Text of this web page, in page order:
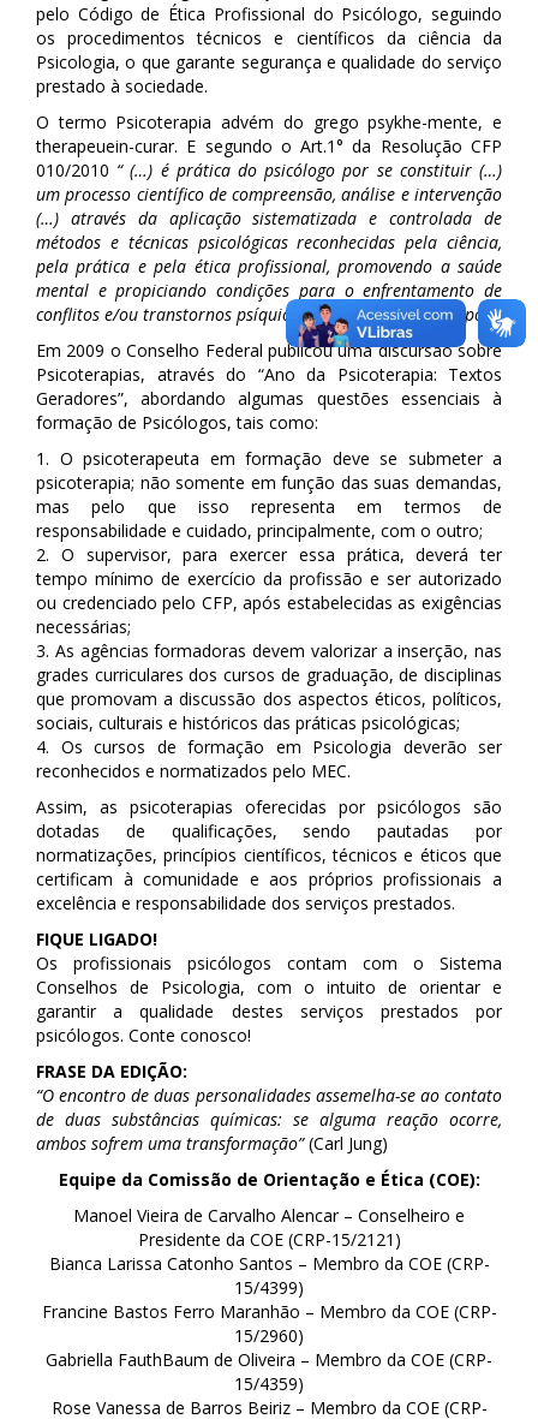
pelo Código de Ética Profissional do Psicólogo, seguindo
os procedimentos técnicos e científicos da ciência da
Psicologia, o que garante segurança e qualidade do serviço
prestado à sociedade.
O termo Psicoterapia advém do grego psykhe-mente, e
therapeuein-curar. E segundo o Art.1° da Resolução CFP
010/2010 “ (…) é prática do psicólogo por se constituir (…)
um processo científico de compreensão, análise e intervenção
(…) através da aplicação sistematizada e controlada de
métodos e técnicas psicológicas reconhecidas pela ciência,
pela prática e pela ética profissional, promovendo a saúde
mental e propiciando condições para o enfrentamento de
conflitos e/ou transtornos psíquicos de indivíduos ou grupos”.
Em 2009 o Conselho Federal publicou uma discursão sobre
Psicoterapias, através do “Ano da Psicoterapia: Textos
Geradores”, abordando algumas questões essenciais à
formação de Psicólogos, tais como:
1. O psicoterapeuta em formação deve se submeter a
psicoterapia; não somente em função das suas demandas,
mas pelo que isso representa em termos de
responsabilidade e cuidado, principalmente, com o outro;
2. O supervisor, para exercer essa prática, deverá ter
tempo mínimo de exercício da profissão e ser autorizado
ou credenciado pelo CFP, após estabelecidas as exigências
necessárias;
3. As agências formadoras devem valorizar a inserção, nas
grades curriculares dos cursos de graduação, de disciplinas
que promovam a discussão dos aspectos éticos, políticos,
sociais, culturais e históricos das práticas psicológicas;
4. Os cursos de formação em Psicologia deverão ser
reconhecidos e normatizados pelo MEC.
Assim, as psicoterapias oferecidas por psicólogos são
dotadas de qualificações, sendo pautadas por
normatizações, princípios científicos, técnicos e éticos que
certificam à comunidade e aos próprios profissionais a
excelência e responsabilidade dos serviços prestados.
FIQUE LIGADO!
Os profissionais psicólogos contam com o Sistema
Conselhos de Psicologia, com o intuito de orientar e
garantir a qualidade destes serviços prestados por
psicólogos. Conte conosco!
FRASE DA EDIÇÃO:
“O encontro de duas personalidades assemelha-se ao contato
de duas substâncias químicas: se alguma reação ocorre,
ambos sofrem uma transformação”(Carl Jung)
Equipe da Comissão de Orientação e Ética (COE):
Manoel Vieira de Carvalho Alencar – Conselheiro e
Presidente da COE (CRP-15/2121)
Bianca Larissa Catonho Santos – Membro da COE (CRP-
15/4399)
Francine Bastos Ferro Maranhão – Membro da COE (CRP-
15/2960)
Gabriella FauthBaum de Oliveira – Membro da COE (CRP-
15/4359)
Rose Vanessa de Barros Beiriz – Membro da COE (CRP-